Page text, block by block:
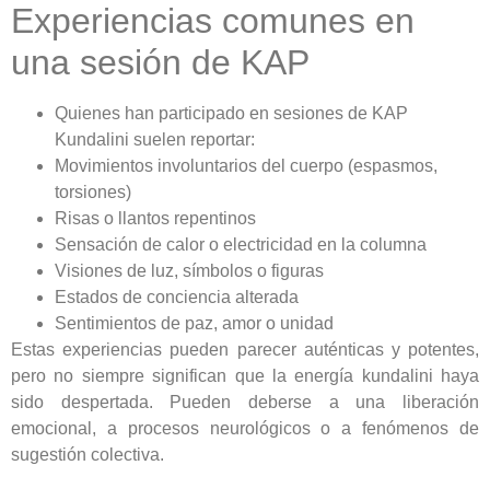
Experiencias comunes en
una sesión de KAP
Quienes han participado en sesiones de KAP
Kundalini suelen reportar:
Movimientos involuntarios del cuerpo (espasmos,
torsiones)
Risas o llantos repentinos
Sensación de calor o electricidad en la columna
Visiones de luz, símbolos o figuras
Estados de conciencia alterada
Sentimientos de paz, amor o unidad
Estas experiencias pueden parecer auténticas y potentes,
pero no siempre significan que la energía kundalini haya
sido despertada. Pueden deberse a una liberación
emocional, a procesos neurológicos o a fenómenos de
sugestión colectiva.